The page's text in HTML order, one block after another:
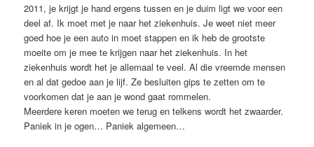
2011, je krijgt je hand ergens tussen en je duim ligt we voor een
deel af. Ik moet met je naar het ziekenhuis. Je weet niet meer
goed hoe je een auto in moet stappen en ik heb de grootste
moeite om je mee te krijgen naar het ziekenhuis. In het
ziekenhuis wordt het je allemaal te veel. Al die vreemde mensen
en al dat gedoe aan je lijf. Ze besluiten gips te zetten om te
voorkomen dat je aan je wond gaat rommelen.
Meerdere keren moeten we terug en telkens wordt het zwaarder.
Paniek in je ogen… Paniek algemeen…